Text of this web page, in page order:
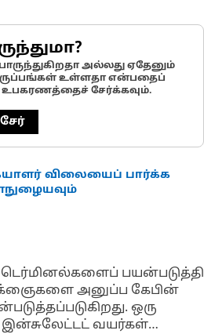
அல்லது ஏதேனும்
விருப்பங்கள் உள்ளதா என்பதைப்
சேர்க்கவும்.
விலையைப் பார்க்க
பயன்படுத்தி
அனுப்ப கேபின்
ஒரு
வயர்கள்